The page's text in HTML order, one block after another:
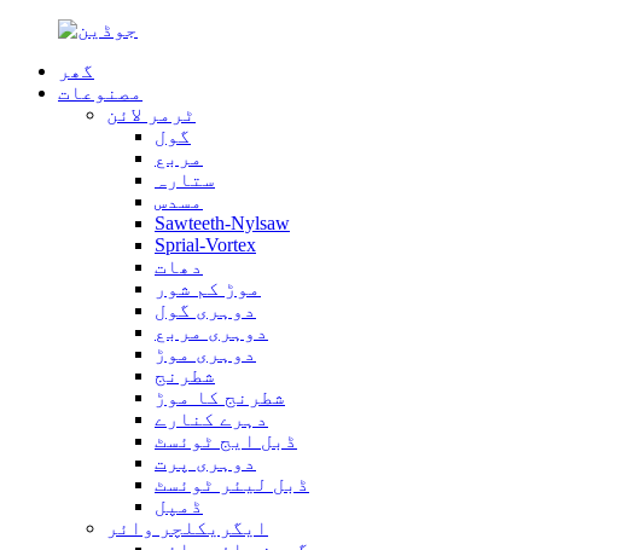
گھر
مصنوعات
ٹرمر لائن
گول
مربع
ستارہ
مسدس
Sawteeth-Nylsaw
Sprial-Vortex
دھات
موڑ کم شور
دوہری گول
دوہری مربع
دوہری موڑ
شطرنج
شطرنج کا موڑ
دہرے کنارے
ڈبل ایج ٹوئسٹ
دوہری پرت
ڈبل لیئر ٹوئسٹ
ڈمپل
ایگریکلچر وائر